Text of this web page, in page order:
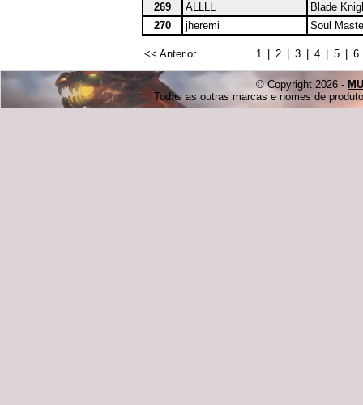
269
ALLLL
Blade
270
jheremi Soul
<< Anterior 1 2 3 4 5 6
© Copyright 2026 -
Todas as outras marcas e nomes de